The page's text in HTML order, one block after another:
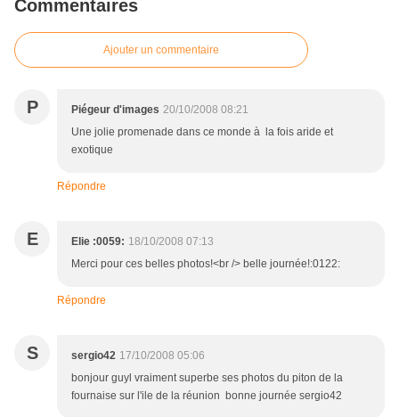
Commentaires
Ajouter un commentaire
P Piégeur d'images 20/10/2008 08:21
Une jolie promenade dans ce monde à la fois aride et
exotique
Répondre
E Elie :0059: 18/10/2008 07:13
Merci pour ces belles photos!<br /> belle journée!:0122:
Répondre
S sergio42 17/10/2008 05:06
bonjour guyl vraiment superbe ses photos du piton de la
fournaise sur l'ile de la réunion bonne journée sergio42